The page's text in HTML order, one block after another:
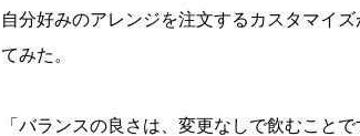
自分好みのアレンジを注文するカスタマイ
てみた。
「バランスの良さは、変更なしで飲むこと